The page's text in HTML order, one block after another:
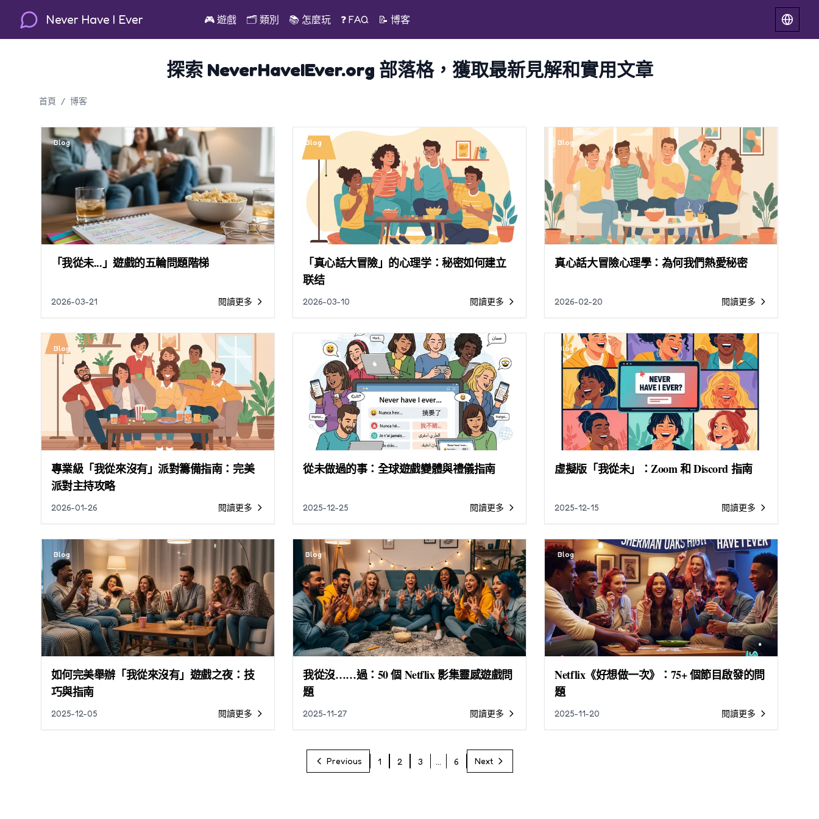
Never Have I Ever 🎮遊戲 🗂️類別 📚 怎麼玩 ❓ FAQ 📝博客
探索 NeverHaveIEver.org 部落格，獲取最新見解和實用文章
首頁 / 博客
Blog
「我從未...」遊戲的五輪問題階梯
2026-03-21 閱讀更多
Blog
「真心話大冒險」的心理学：秘密如何建立
联结
2026-03-10 閱讀更多
Blog
真心話大冒險心理學：為何我們熱愛秘密
2026-02-20 閱讀更多
Blog
專業級「我從來沒有」派對籌備指南：完美
派對主持攻略
2026-01-26 閱讀更多
Blog
從未做過的事：全球遊戲變體與禮儀指南
2025-12-25 閱讀更多
Blog
虛擬版「我從未」：Zoom 和 Discord 指南
2025-12-15 閱讀更多
Blog
如何完美舉辦「我從來沒有」遊戲之夜：技
巧與指南
2025-12-05 閱讀更多
Blog
我從沒……過：50 個 Netflix 影集靈感遊戲問
題
2025-11-27 閱讀更多
Blog
Netflix《好想做一次》：75+ 個節目啟發的問
題
2025-11-20 閱讀更多
Previous 1 2 3 ... 6 Next